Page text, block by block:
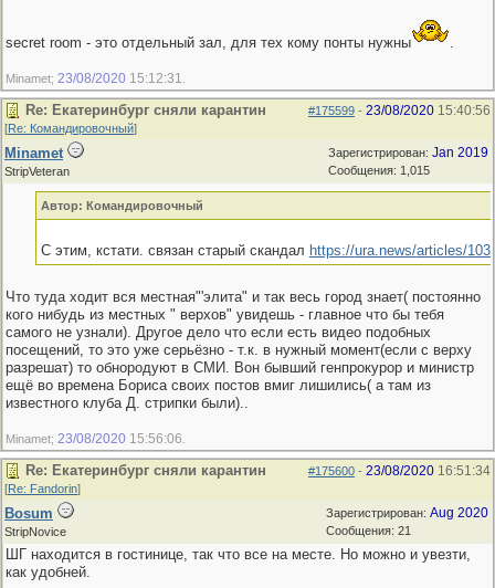
secret room - это отдельный зал, для тех кому понты нужны .
Minamet; 23/08/2020 15:12:31
#175599 - 23/08/2020 15:40:56
Re: Екатеринбург сняли карантин
[Re: Командировочный]
Зарегистрирован: Jan 2019
Сообщения: 1,015
Minamet
StripVeteran
Автор: Командировочный
С этим, кстати. связан старый скандал https://ura.news/articles/
Что туда ходит вся местная"'элита" и так весь город знает( постоянно
кого нибудь из местных " верхов" увидешь - главное что бы тебя
самого не узнали). Другое дело что если есть видео подобных
посещений, то это уже серьёзно - т.к. в нужный момент(если с верху
разрешат) то обнородуют в СМИ. Вон бывший генпрокурор и министр
ещё во времена Бориса своих постов вмиг лишились( а там из
известного клуба Д. стрипки были)..
Minamet; 23/08/2020 15:56:06
#175600 - 23/08/2020 16:51:34
Re: Екатеринбург сняли карантин
[Re: Fandorin]
Зарегистрирован: Aug 2020
Сообщения: 21
Bosum
StripNovice
ШГ находится в гостинице, так что все на месте. Но можно и увезти,
как удобней.